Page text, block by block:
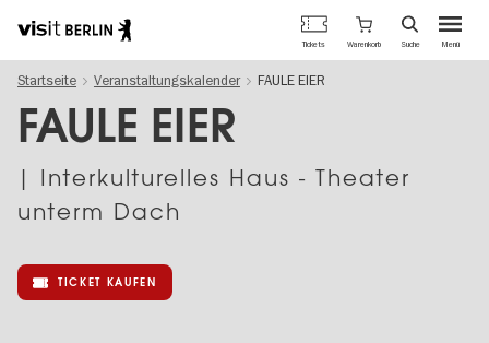
zum
Inhalt
Berlins
offizielles
Tourismusportal
Menü
Tickets Warenkorb Suche
Startseite Veranstaltungskalender FAULE EIER
FAULE EIER
| Interkulturelles Haus - Theater
unterm Dach
TICKET KAUFEN